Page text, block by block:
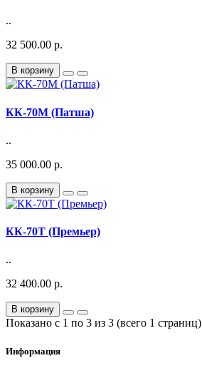
..
32 500.00 р.
В корзину
КК-70М (Патша)
..
35 000.00 р.
В корзину
КК-70Т (Премьер)
..
32 400.00 р.
В корзину
Показано с 1 по 3 из 3 (всего 1 страниц)
Информация